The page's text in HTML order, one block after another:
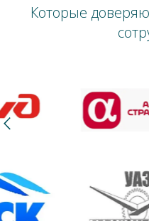
Которые